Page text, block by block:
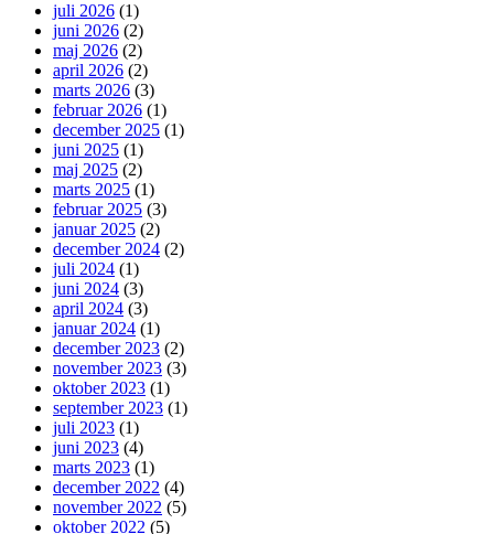
juli 2026 (1)
juni 2026 (2)
maj 2026 (2)
april 2026 (2)
marts 2026 (3)
februar 2026 (1)
december 2025 (1)
juni 2025 (1)
maj 2025 (2)
marts 2025 (1)
februar 2025 (3)
januar 2025 (2)
december 2024 (2)
juli 2024 (1)
juni 2024 (3)
april 2024 (3)
januar 2024 (1)
december 2023 (2)
november 2023 (3)
oktober 2023 (1)
september 2023 (1)
juli 2023 (1)
juni 2023 (4)
marts 2023 (1)
december 2022 (4)
november 2022 (5)
oktober 2022 (5)